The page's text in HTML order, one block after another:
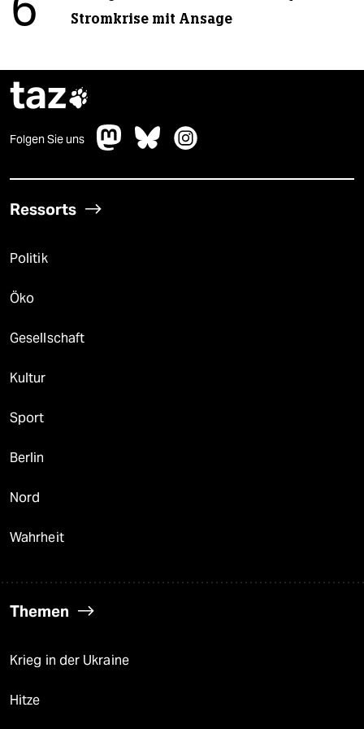
6 Stromkrise mit Ansage
taz
Folgen Sie uns
Ressorts
Politik
Öko
Gesellschaft
Kultur
Sport
Berlin
Nord
Wahrheit
Themen
Krieg in der Ukraine
Hitze